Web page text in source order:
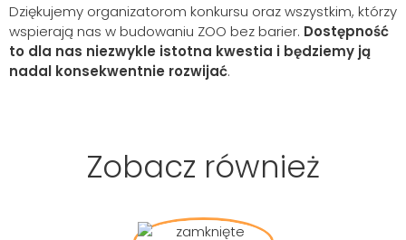
Dziękujemy organizatorom konkursu oraz wszystkim, którzy
wspierają nas w budowaniu ZOO bez barier. Dostępność
to dla nas niezwykle istotna kwestia i będziemy ją
nadal konsekwentnie rozwijać.
Zobacz również